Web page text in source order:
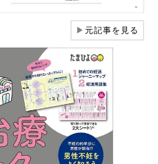
▶元記事を見る